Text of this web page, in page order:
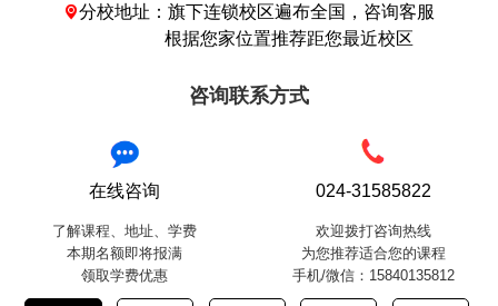
分校地址：旗下连锁校区遍布全国，咨询客服
根据您家位置推荐距您最近校区
咨询联系方式
在线咨询
了解课程、地址、学费
本期名额即将报满
领取学费优惠
024-31585822
欢迎拨打咨询热线
为您推荐适合您的课程
手机/微信：15840135812